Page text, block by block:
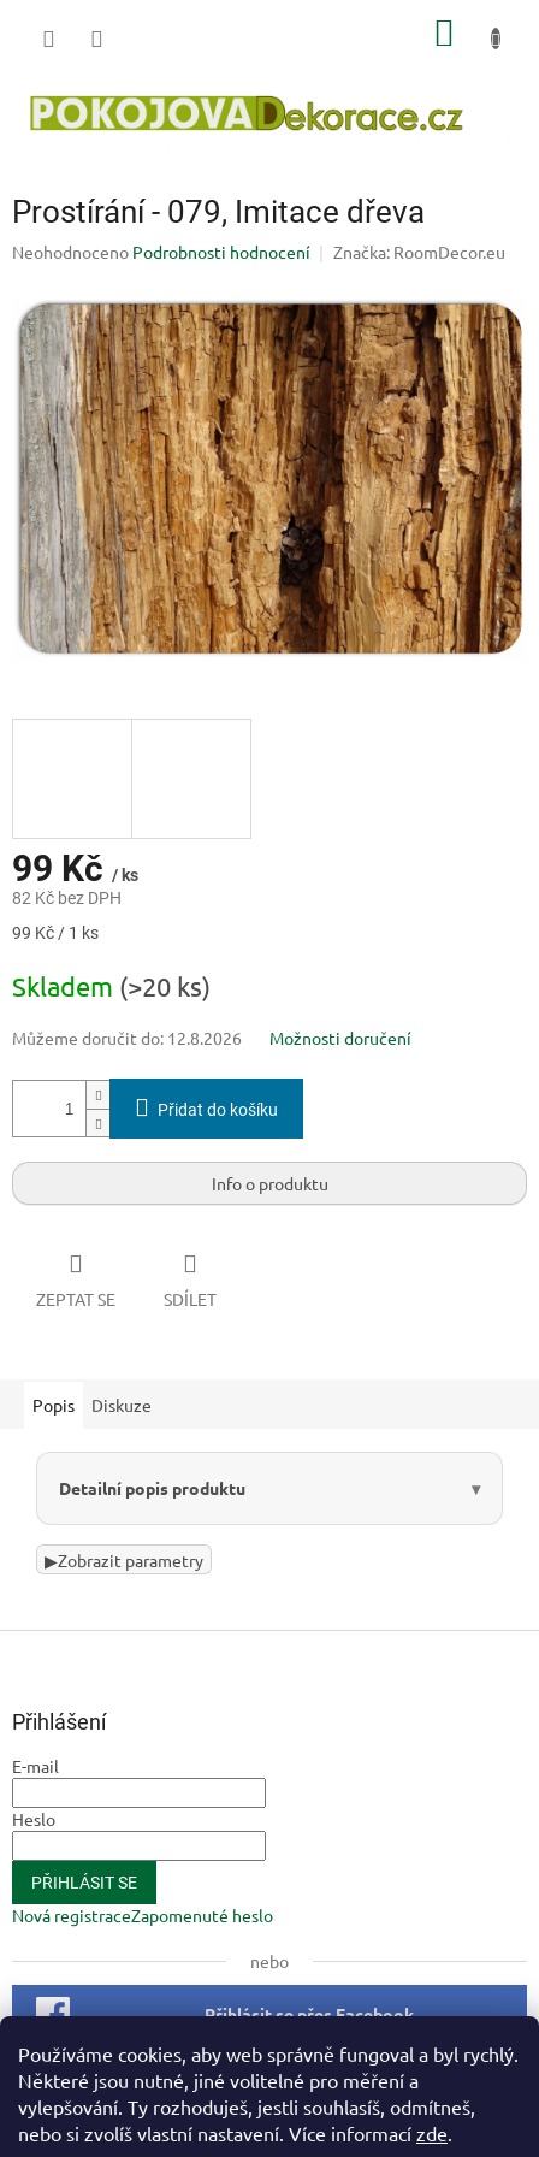
Používáme cookies, aby web správně fungoval a byl rychlý.
Některé jsou nutné, jiné volitelné pro měření a
vylepšování. Ty rozhoduješ, jestli souhlasíš, odmítneš,
nebo si zvolíš vlastní nastavení. Více informací zde.
Prostírání - 079, Imitace dřeva
Průměrné
produktu
je
0,0
hvězdiček.
Neohodnoceno Podrobnosti hodnocení Značka: RoomDecor.eu
99 Kč / ks
82 Kč bez DPH
Měrná
99 Kč / 1 ks
Skladem (>20 ks)
Můžeme doručit do: 12.8.2026 Možnosti doručení
Přidat do košíku
Info o produktu
ZEPTAT SE SDÍLET
Popis Diskuze
Detailní popis produktu
▶Zobrazit parametry
Přihlášení
E-mail
Heslo
PŘIHLÁSIT SE
Nová registraceZapomenuté heslo
nebo
Přihlásit se přes Facebook
Facebook